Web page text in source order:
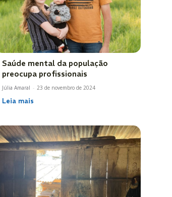
Saúde mental da população
preocupa profissionais
Júlia Amaral - 23 de novembro de 2024
Leia mais